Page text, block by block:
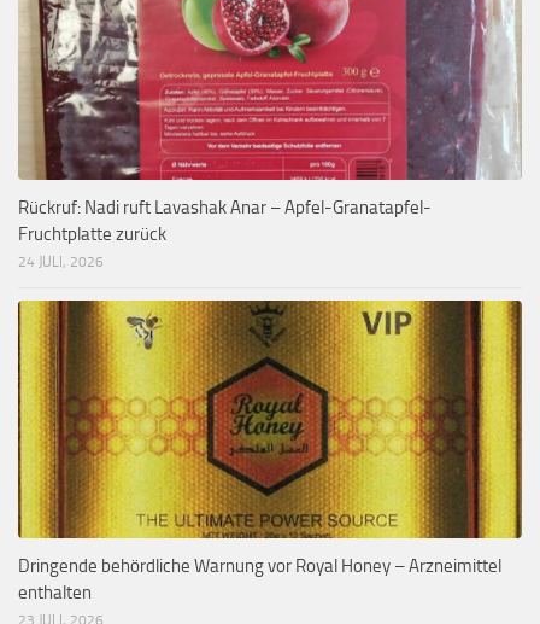
Rückruf: Nadi ruft Lavashak Anar – Apfel-Granatapfel-
Fruchtplatte zurück
24 JULI, 2026
Dringende behördliche Warnung vor Royal Honey – Arzneimittel
enthalten